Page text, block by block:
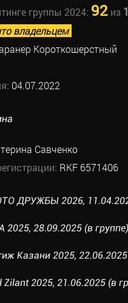
группы 2024: 92из
владельцем
Короткошерстный
04.07.2022
Савченко
RKF 6571406
ДРУЖБЫ 2026,
2025, 28.09.2025 (в группе)
Казани 2025, 22.06.2025
Zilant 2025, 21.06.2025 (в